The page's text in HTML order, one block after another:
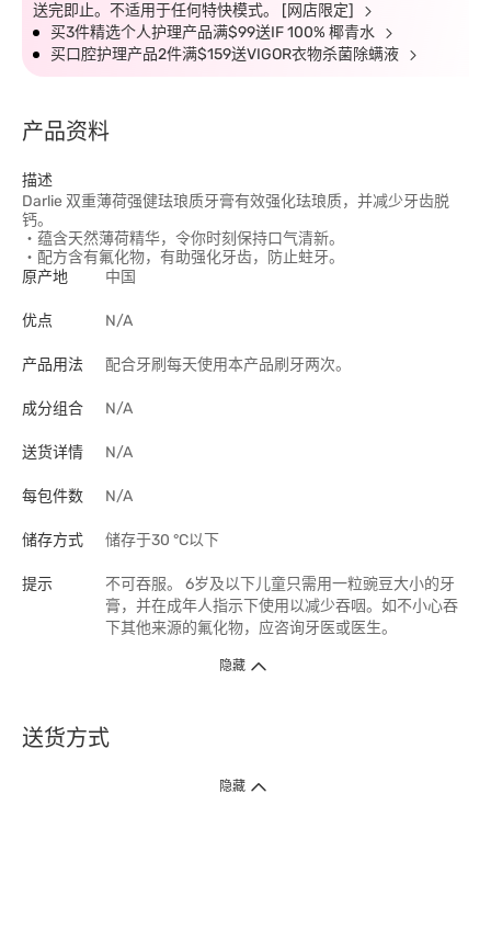
送完即止。不适用于任何特快模式。 [网店限定]
买3件精选个人护理产品满$99送IF 100% 椰青水
买口腔护理产品2件满$159送VIGOR衣物杀菌除螨液
产品资料
描述
Darlie 双重薄荷强健珐琅质牙膏有效强化珐琅质，并减少牙齿脱
钙。
‧蕴含天然薄荷精华，令你时刻保持口气清新。
‧配方含有氟化物，有助强化牙齿，防止蛀牙。
原产地
中国
优点 N/A
产品用法 配合牙刷每天使用本产品刷牙两次。
成分组合 N/A
送货详情 N/A
每包件数 N/A
储存方式 储存于30 °C以下
提示
不可吞服。 6岁及以下儿童只需用一粒豌豆大小的牙
膏，并在成年人指示下使用以减少吞咽。如不小心吞
下其他来源的氟化物，应咨询牙医或医生。
隐藏
送货方式
1. 送货到府（受卫生署条例规管产品除外 ）
隐藏